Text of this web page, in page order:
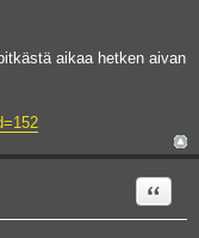
aikaa hetken aivan
Quote